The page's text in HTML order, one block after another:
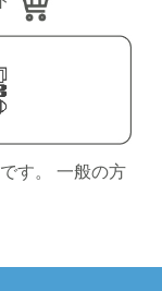
す。 一般の方